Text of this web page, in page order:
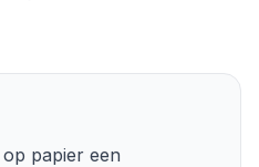
papier een